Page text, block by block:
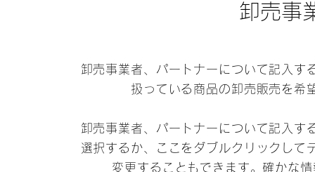
卸売事
卸売事業者、パートナーについて記入す
扱っている商品の卸売販売を希
卸売事業者、パートナーについて記入す
選択するか、ここをダブルクリックして
変更することもできます。確かな